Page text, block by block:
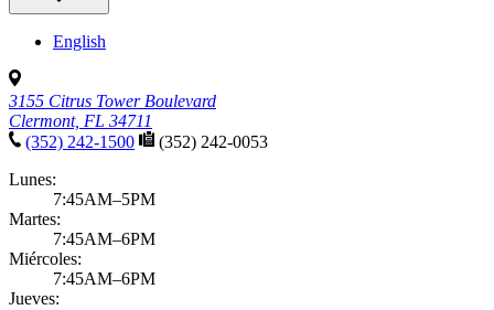
English
3155 Citrus Tower Boulevard
Clermont, FL 34711
(352) 242-1500
(352) 242-0053
Lunes:
7:45AM–5PM
Martes:
7:45AM–6PM
Miércoles:
7:45AM–6PM
Jueves: